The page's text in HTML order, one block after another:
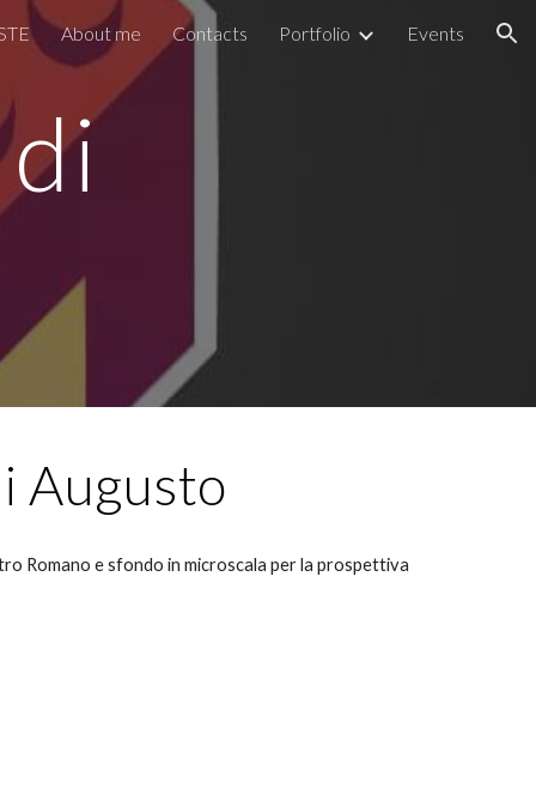
About me Contacts Portfolio Events
Augusto
Romano e sfondo in microscala per la prospettiva